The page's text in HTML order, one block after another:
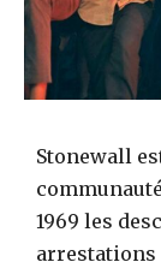
Stonewall
1969 les
arrestations